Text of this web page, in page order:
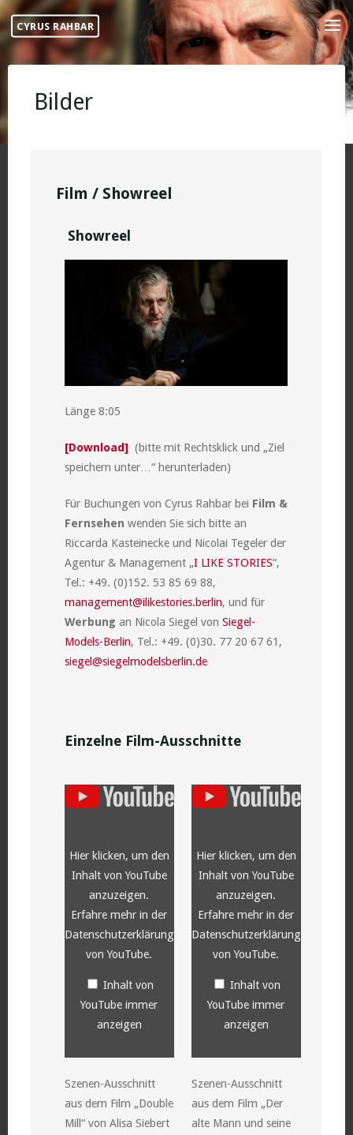
Skip
content
CYRUS RAHBAR
Bilder
Film / Showreel
Showreel
Länge 8:05
[Download] (bitte mit Rechtsklick und „Ziel
speichern unter…“ herunterladen)
Für Buchungen von Cyrus Rahbar bei Film &
Fernsehen wenden Sie sich bitte an
Riccarda Kasteinecke und Nicolai Tegeler der
Agentur & Management „I LIKE STORIES“,
Tel.: +49. (0)152. 53 85 69 88,
management@ilikestories.berlin, und für
Werbung an Nicola Siegel vonSiegel-
Models-Berlin, Tel.: +49. (0)30. 77 20 67 61,
siegel@siegelmodelsberlin.de
Einzelne Film-Ausschnitte
„YouTube
video
anzeigen
Hier klicken, um den
Inhalt von YouTube
anzuzeigen.
Erfahre mehr in der
Datenschutzerklärung
von YouTube.
Inhalt von
YouTube immer
anzeigen
Szenen-Ausschnitt
aus dem Film „Double
Mill“ von Alisa Siebert
„YouTube
video
anzeigen
Hier klicken, um den
Inhalt von YouTube
anzuzeigen.
Erfahre mehr in der
Datenschutzerklärung
von YouTube.
Inhalt von
YouTube immer
anzeigen
Szenen-Ausschnitt
aus dem Film „Der
alte Mann und seine